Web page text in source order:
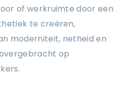
of werkruimte door een
te creëren,
moderniteit, netheid en
op